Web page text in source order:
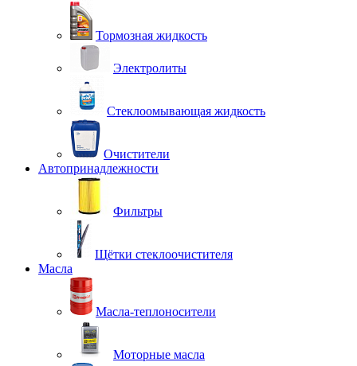
Тормозная жидкость
Электролиты
Стеклоомывающая жидкость
Очистители
Автопринадлежности
Фильтры
Щётки стеклоочистителя
Масла
Масла-теплоносители
Моторные масла